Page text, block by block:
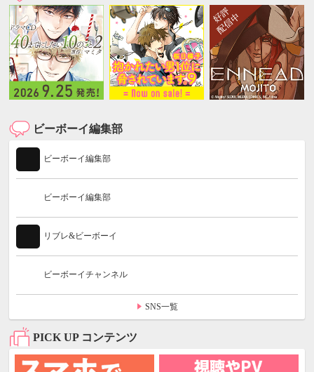
ビーボーイ編集部
ビーボーイ編集部
ビーボーイ編集部
リブレ&ビーボーイ
ビーボーイチャンネル
SNS一覧
PICK UP コンテンツ